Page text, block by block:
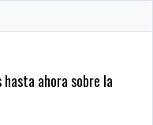
ahora sobre la